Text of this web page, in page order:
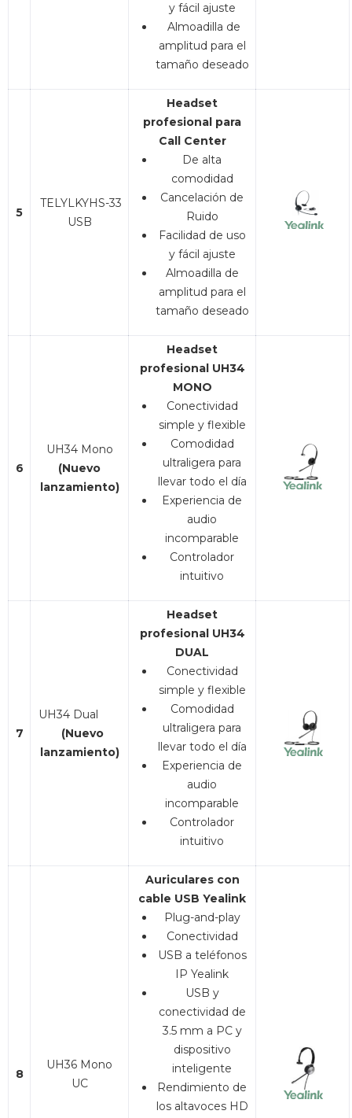
y fácil ajuste
Almoadilla de
amplitud para el
tamaño deseado
5
TELYLKYHS-33
USB
Headset
profesional para
Call Center
De alta
comodidad
Cancelación de
Ruido
Facilidad de uso
y fácil ajuste
Almoadilla de
amplitud para el
tamaño deseado
6
UH34 Mono
(Nuevo
lanzamiento)
Headset
profesional UH34
MONO
Conectividad
simple y flexible
Comodidad
ultraligera para
llevar todo el día
Experiencia de
audio
incomparable
Controlador
intuitivo
7
UH34 Dual
(Nuevo
lanzamiento)
Headset
profesional UH34
DUAL
Conectividad
simple y flexible
Comodidad
ultraligera para
llevar todo el día
Experiencia de
audio
incomparable
Controlador
intuitivo
8
UH36 Mono
UC
Auriculares con
cable USB Yealink
Plug-and-play
Conectividad
USB a teléfonos
IP Yealink
USB y
conectividad de
3.5 mm a PC y
dispositivo
inteligente
Rendimiento de
los altavoces HD